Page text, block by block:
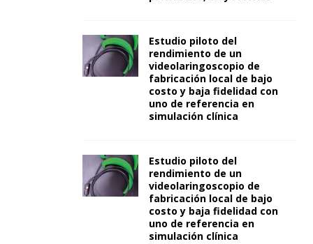
Estudio piloto del
rendimiento de un
videolaringoscopio de
fabricación local de bajo
costo y baja fidelidad con
uno de referencia en
simulación clínica
Estudio piloto del
rendimiento de un
videolaringoscopio de
fabricación local de bajo
costo y baja fidelidad con
uno de referencia en
simulación clínica